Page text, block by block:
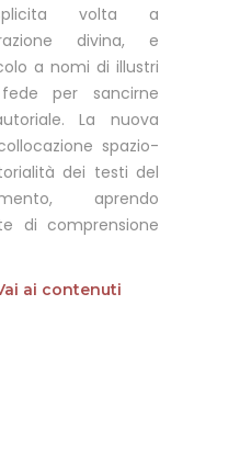
volta a
divina, e
a nomi di illustri
per sancirne
La nuova
spazio-
dei testi del
aprendo
di comprensione
ai contenuti